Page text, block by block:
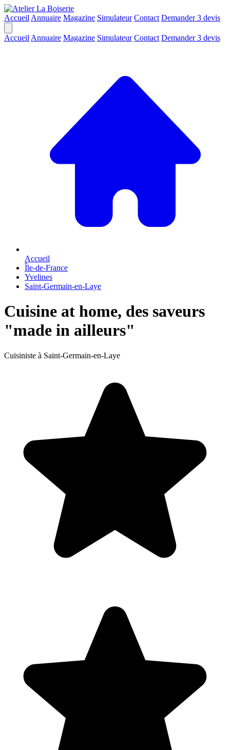
Accueil Annuaire Magazine Simulateur Contact Demander 3 devis
Accueil Annuaire Magazine Simulateur Contact Demander 3 devis
Accueil
Île-de-France
Yvelines
Saint-Germain-en-Laye
Cuisine at home, des saveurs
"made in ailleurs"
Cuisiniste à Saint-Germain-en-Laye